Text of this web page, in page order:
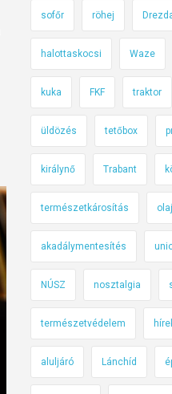
sofőr röhej
halottaskocsi Waze
kuka FKF traktor
üldözés tetőbox
királynő Trabant
természetkárosítás
akadálymentesítés
NÚSZ nosztalgia
természetvédelem
aluljáró Lánchíd